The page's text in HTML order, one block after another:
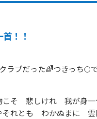
！！
ラブだった🌈つきっち🌕
そ　悲しけれ　我が身
れとも　わかぬまに　